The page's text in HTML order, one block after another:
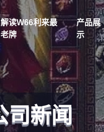
解读w66利来最
老牌
产品展
示
司新闻